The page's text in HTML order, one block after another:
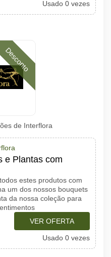
Usado 0 vezes
Desconto
de Interflora
e Plantas com
estes produtos com
um dos nossos bouquets
da nossa coleção para
VER OFERTA
Usado 0 vezes